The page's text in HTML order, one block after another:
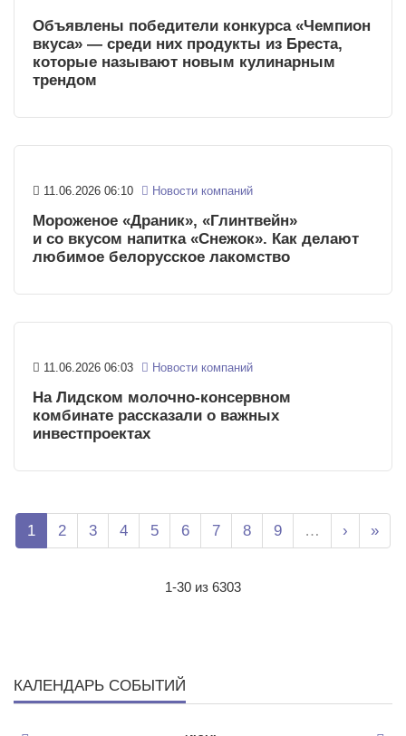
Объявлены победители конкурса «Чемпион
вкуса» — среди них продукты из Бреста,
которые называют новым кулинарным
трендом
11.06.2026 06:10 Новости компаний
Мороженое «Драник», «Глинтвейн»
и со вкусом напитка «Снежок». Как делают
любимое белорусское лакомство
11.06.2026 06:03 Новости компаний
На Лидском молочно-консервном
комбинате рассказали о важных
инвестпроектах
Page
1 Page
2 Page
3 Page
4 Page
5 Page
6 Page
7 Page
8 Page
9 … › »
1-30 из 6303
КАЛЕНДАРЬ СОБЫТИЙ